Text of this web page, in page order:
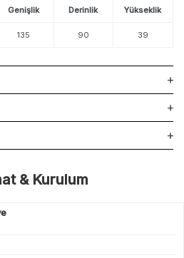
Genişlik Derinlik Yükseklik
135 90 39
& Kurulum